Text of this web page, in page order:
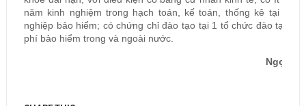
năm kinh nghiệm trong hạch toán, kế toán, thống kê tại
nghiệp bảo hiểm; có chứng chỉ đào tạo tại 1 tổ chức đào tạo
phí bảo hiểm trong và ngoài nước.
Ngọc